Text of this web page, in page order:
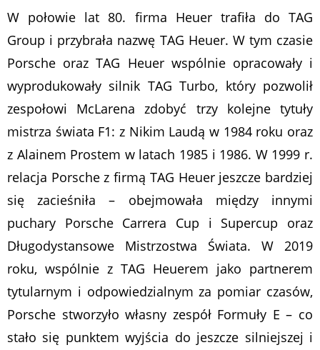
W połowie lat 80. firma Heuer trafiła do TAG
Group i przybrała nazwę TAG Heuer. W tym czasie
Porsche oraz TAG Heuer wspólnie opracowały i
wyprodukowały silnik TAG Turbo, który pozwolił
zespołowi McLarena zdobyć trzy kolejne tytuły
mistrza świata F1: z Nikim Laudą w 1984 roku oraz
z Alainem Prostem w latach 1985 i 1986. W 1999 r.
relacja Porsche z firmą TAG Heuer jeszcze bardziej
się zacieśniła – obejmowała między innymi
puchary Porsche Carrera Cup i Supercup oraz
Długodystansowe Mistrzostwa Świata. W 2019
roku, wspólnie z TAG Heuerem jako partnerem
tytularnym i odpowiedzialnym za pomiar czasów,
Porsche stworzyło własny zespół Formuły E – co
stało się punktem wyjścia do jeszcze silniejszej i